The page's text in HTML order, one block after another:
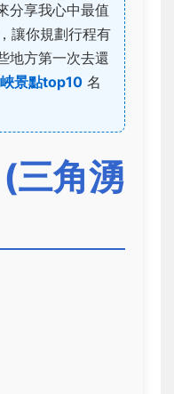
分享我心中最值
，讓你規劃行程有
地方第一次去還
景點top10 名
三角湧